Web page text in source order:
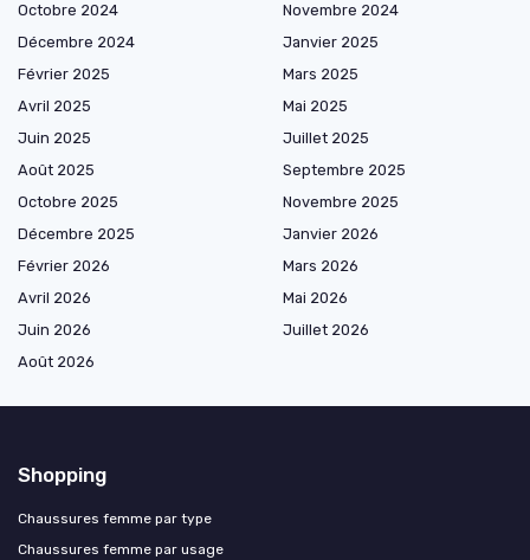
Octobre 2024
Novembre 2024
Décembre 2024
Janvier 2025
Février 2025
Mars 2025
Avril 2025
Mai 2025
Juin 2025
Juillet 2025
Août 2025
Septembre 2025
Octobre 2025
Novembre 2025
Décembre 2025
Janvier 2026
Février 2026
Mars 2026
Avril 2026
Mai 2026
Juin 2026
Juillet 2026
Août 2026
Shopping
Chaussures femme par type
Chaussures femme par usage